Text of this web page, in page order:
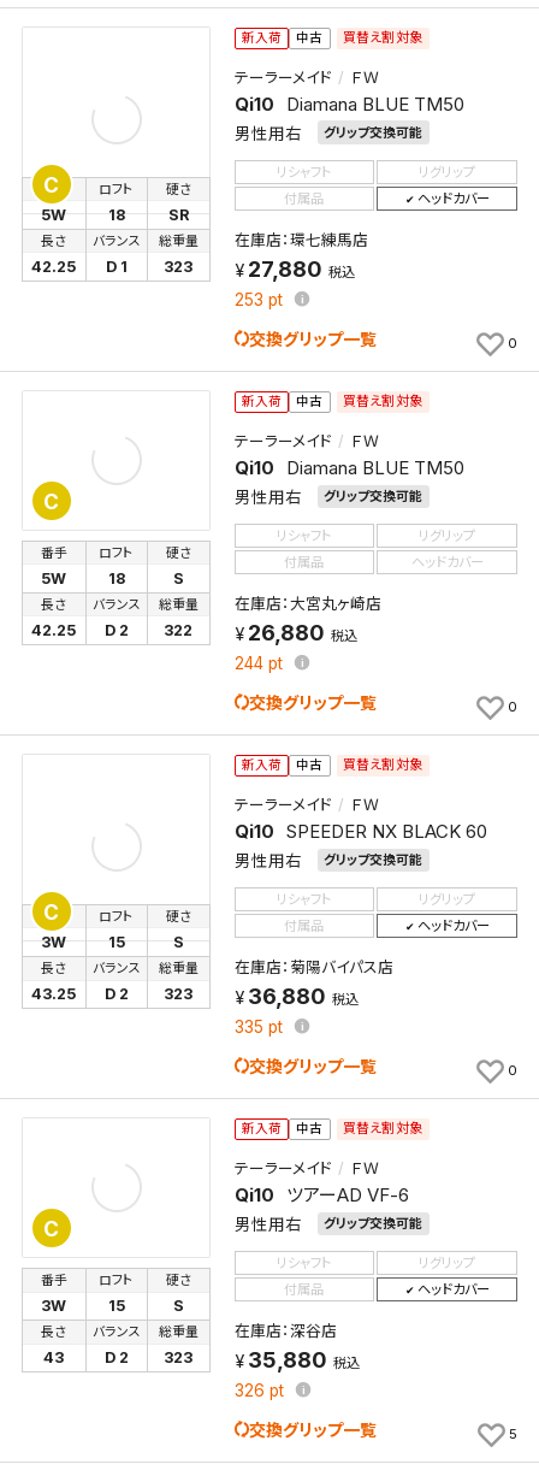
C
新入荷 中古 買替え割対象
テーラーメイド ＦＷ
Qi10 Diamana BLUE TM50
男性用右 グリップ交換可能
番手
5W
ロフト
18
硬さ
SR
長さ
42.25
バランス
D 1
総重量
323
リシャフト
リグリップ
付属品
ヘッドカバー
在庫店：環七練馬店
27,880 税込
253 pt
交換グリップ一覧 0
C
新入荷 中古 買替え割対象
テーラーメイド ＦＷ
Qi10 Diamana BLUE TM50
男性用右 グリップ交換可能
番手
5W
ロフト
18
硬さ
S
長さ
42.25
バランス
D 2
総重量
322
リシャフト
リグリップ
付属品
ヘッドカバー
在庫店：大宮丸ヶ崎店
26,880 税込
244 pt
交換グリップ一覧 0
C
新入荷 中古 買替え割対象
テーラーメイド ＦＷ
Qi10 SPEEDER NX BLACK 60
男性用右 グリップ交換可能
番手
3W
ロフト
15
硬さ
S
長さ
43.25
バランス
D 2
総重量
323
リシャフト
リグリップ
付属品
ヘッドカバー
在庫店：菊陽バイパス店
36,880 税込
335 pt
交換グリップ一覧 0
C
新入荷 中古 買替え割対象
テーラーメイド ＦＷ
Qi10 ツアーAD VF-6
男性用右 グリップ交換可能
番手
3W
ロフト
15
硬さ
S
長さ
43
バランス
D 2
総重量
323
リシャフト
リグリップ
付属品
ヘッドカバー
在庫店：深谷店
35,880 税込
326 pt
交換グリップ一覧 5